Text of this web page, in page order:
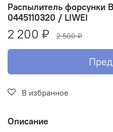
Распылитель форсунки
0445110320 / LIWEI
2 200 ₽ 2 500 ₽
В избранное
Описание